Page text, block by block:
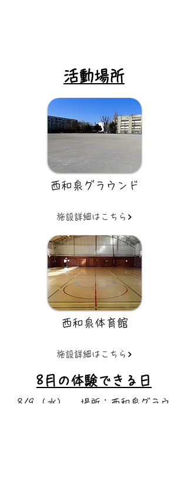
​活動場所
​西和泉グラウンド
施設詳細はこちら
​西和泉体育館
施設詳細はこちら
8月の体験できる日
8/9 (水) 場所：西和泉グラウ